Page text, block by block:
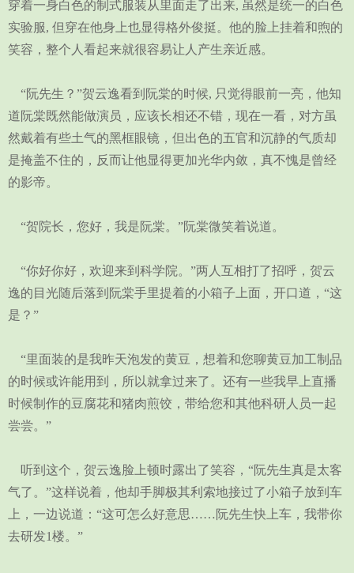
穿着一身白色的制式服装从里面走了出来, 虽然是统一的白色
实验服, 但穿在他身上也显得格外俊挺。他的脸上挂着和煦的
笑容，整个人看起来就很容易让人产生亲近感。
“阮先生？”贺云逸看到阮棠的时候, 只觉得眼前一亮，他知
道阮棠既然能做演员，应该长相还不错，现在一看，对方虽
然戴着有些土气的黑框眼镜，但出色的五官和沉静的气质却
是掩盖不住的，反而让他显得更加光华内敛，真不愧是曾经
的影帝。
“贺院长，您好，我是阮棠。”阮棠微笑着说道。
“你好你好，欢迎来到科学院。”两人互相打了招呼，贺云
逸的目光随后落到阮棠手里提着的小箱子上面，开口道，“这
是？”
“里面装的是我昨天泡发的黄豆，想着和您聊黄豆加工制品
的时候或许能用到，所以就拿过来了。还有一些我早上直播
时候制作的豆腐花和猪肉煎饺，带给您和其他科研人员一起
尝尝。”
听到这个，贺云逸脸上顿时露出了笑容，“阮先生真是太客
气了。”这样说着，他却手脚极其利索地接过了小箱子放到车
上，一边说道：“这可怎么好意思……阮先生快上车，我带你
去研发1楼。”